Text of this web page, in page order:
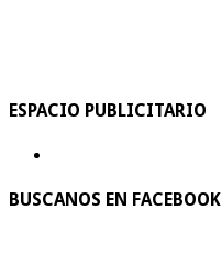
ESPACIO PUBLICITARIO
BUSCANOS EN FACEBOOK